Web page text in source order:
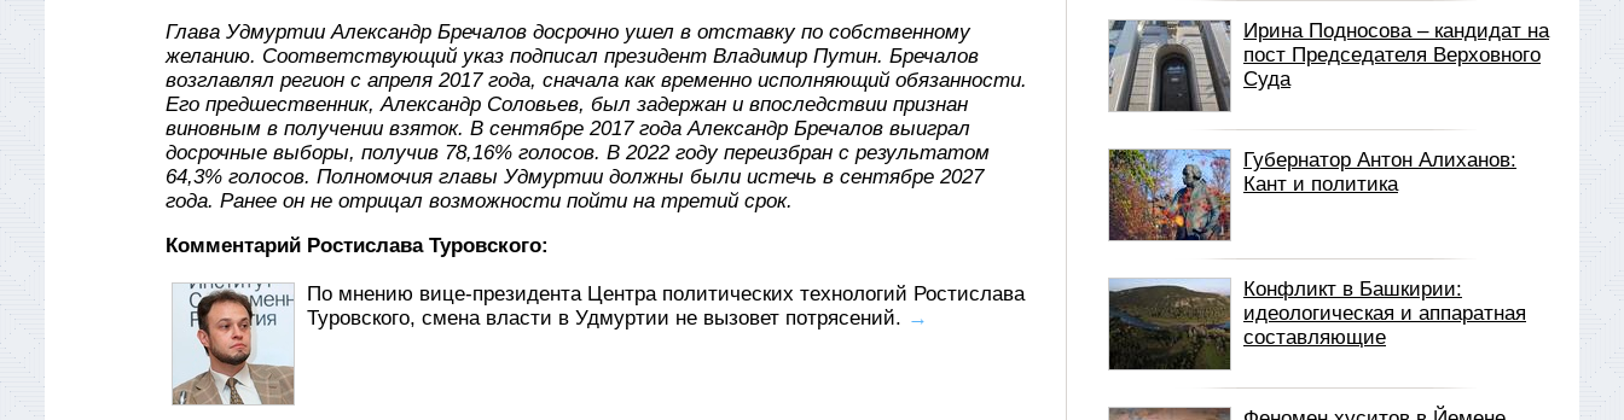
Глава Удмуртии Александр Бречалов досрочно ушел в отставку по собственному
желанию. Соответствующий указ подписал президент Владимир Путин. Бречалов
возглавлял регион с апреля 2017 года, сначала как временно исполняющий обязанности.
Его предшественник, Александр Соловьев, был задержан и впоследствии признан
виновным в получении взяток. В сентябре 2017 года Александр Бречалов выиграл
досрочные выборы, получив 78,16% голосов. В 2022 году переизбран с результатом
64,3% голосов. Полномочия главы Удмуртии должны были истечь в сентябре 2027
года. Ранее он не отрицал возможности пойти на третий срок.
Комментарий Ростислава Туровского:
По мнению вице-президента Центра политических технологий Ростислава
Туровского, смена власти в Удмуртии не вызовет потрясений. →
Ирина Подносова – кандидат на
пост Председателя Верховного
Суда
Губернатор Антон Алиханов:
Кант и политика
Конфликт в Башкирии:
идеологическая и аппаратная
составляющие